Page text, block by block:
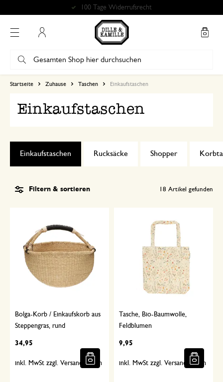
Kostenlose Abholung in unseren Geschäften*
Startseite Zuhause Taschen Einkaufstaschen
Einkaufstaschen
Einkaufstaschen Rucksäcke Shopper
Filtern & sortieren 18 Artikel gefunden
Bolga-Korb / Einkaufskorb aus
Steppengras, rund
34,95
inkl. MwSt zzgl. Versandkosten
Tasche, Bio-Baumwolle,
Feldblumen
9,95
inkl. MwSt zzgl. Versandkosten